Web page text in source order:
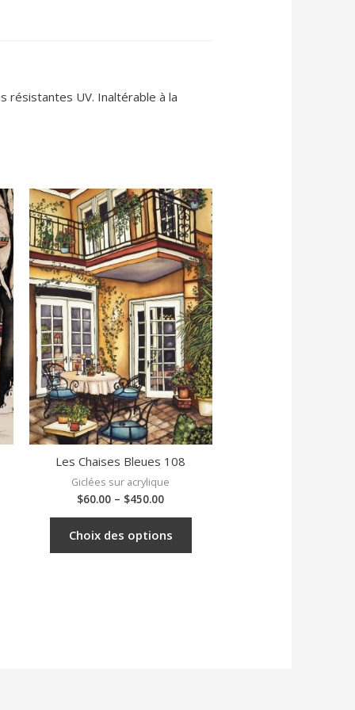
résistantes UV. Inaltérable à la
Les Chaises Bleues 108
Giclées sur acrylique
$60.00 – $450.00
Choix des options